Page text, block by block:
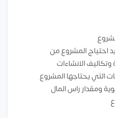
احتياج المشروع من
وتكاليف الانشاءات
التي يحتاجها المشروع
ومقدار راس المال